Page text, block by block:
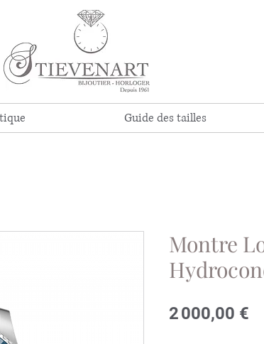
Guide des tailles
Montre
2 000,00 €